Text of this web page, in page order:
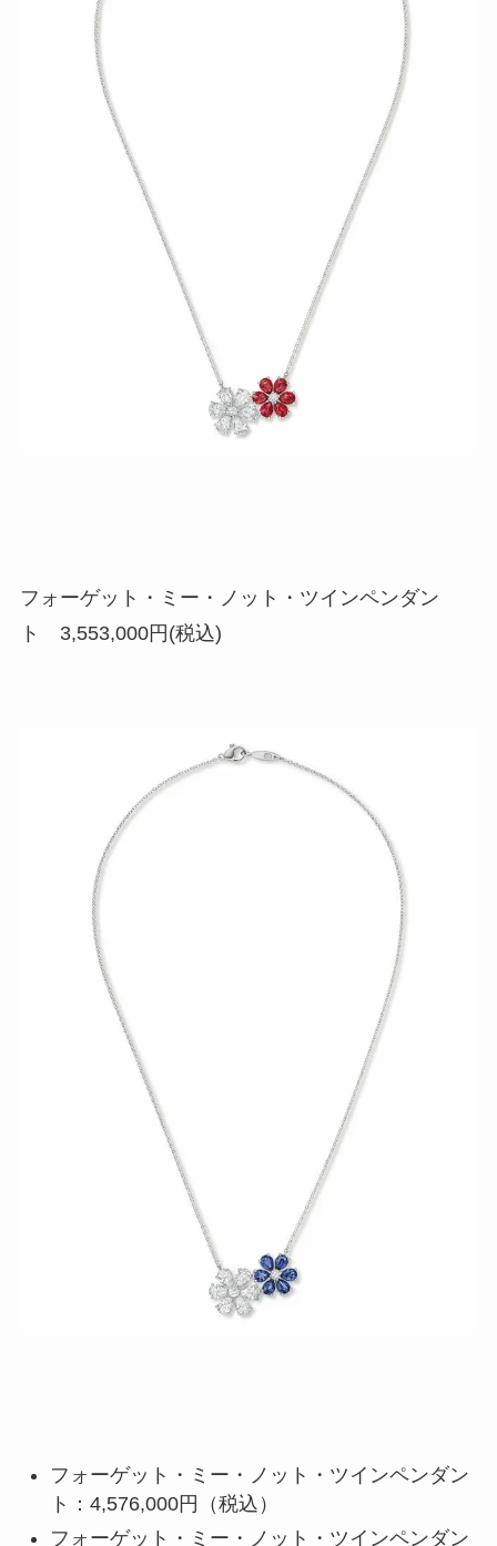
フォーゲット・ミー・ノット・ツインペンダン
ト 3,553,000円(税込)
フォーゲット・ミー・ノット・ツインペンダン
ト：4,576,000円（税込）
フォーゲット・ミー・ノット・ツインペンダン